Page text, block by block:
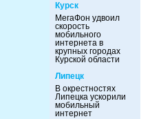
Курск
МегаФон удвоил
скорость
мобильного
интернета в
крупных городах
Курской области
Липецк
В окрестностях
Липецка ускорили
мобильный
интернет